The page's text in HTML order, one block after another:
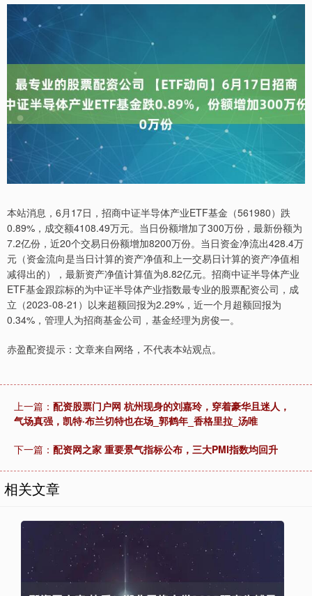
本站消息，6月17日，招商中证半导体产业ETF基金（561980）跌
0.89%，成交额4108.49万元。当日份额增加了300万份，最新份额为
7.2亿份，近20个交易日份额增加8200万份。当日资金净流出428.4万
元（资金流向是当日计算的资产净值和上一交易日计算的资产净值相
减得出的），最新资产净值计算值为8.82亿元。招商中证半导体产业
ETF基金跟踪标的为中证半导体产业指数最专业的股票配资公司，成
立（2023-08-21）以来超额回报为2.29%，近一个月超额回报为
0.34%，管理人为招商基金公司，基金经理为房俊一。
赤盈配资提示：文章来自网络，不代表本站观点。
上一篇： 配资股票门户网 杭州现身的刘嘉玲，穿着豪华且迷人，
气场真强，凯特·布兰切特也在场_郭鹤年_香格里拉_汤唯
下一篇： 配资网之家 重要景气指标公布，三大PMI指数均回升
相关文章